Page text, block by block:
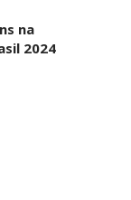
na
2024